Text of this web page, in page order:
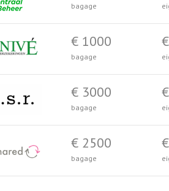
bagage
€ 1000
bagage
€ 3000
bagage
€ 2500
bagage